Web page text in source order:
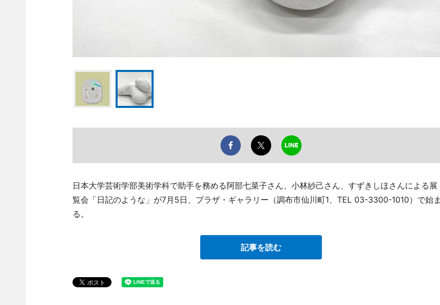
日本大学芸術学部美術学科で助手を務める阿部七菜子さん、小林紗己さん、すずきしほさんによる展
覧会「日記のような」が7月5日、プラザ・ギャラリー（調布市仙川町1、TEL 03-3300-1010）で始ま
る。
記事を読む